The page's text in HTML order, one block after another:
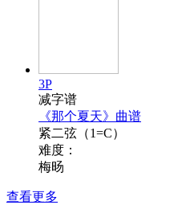
3P
减字谱
《那个夏天》曲谱
紧二弦（1=C）
难度：
梅旸
查看更多